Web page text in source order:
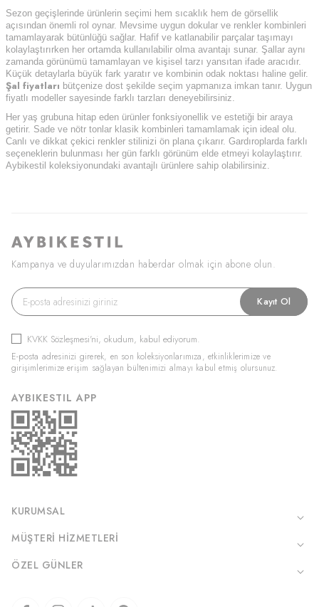
Sezon geçişlerinde ürünlerin seçimi hem sıcaklık hem de görsellik
açısından önemli rol oynar. Mevsime uygun dokular ve renkler kombinleri
tamamlayarak bütünlüğü sağlar. Hafif ve katlanabilir parçalar taşımayı
kolaylaştırırken her ortamda kullanılabilir olma avantajı sunar. Şallar aynı
zamanda görünümü tamamlayan ve kişisel tarzı yansıtan ifade aracıdır.
Küçük detaylarla büyük fark yaratır ve kombinin odak noktası haline gelir.
Şal fiyatları bütçenize dost şekilde seçim yapmanıza imkan tanır. Uygun
fiyatlı modeller sayesinde farklı tarzları deneyebilirsiniz.
Her yaş grubuna hitap eden ürünler fonksiyonellik ve estetiği bir araya
getirir. Sade ve nötr tonlar klasik kombinleri tamamlamak için ideal olu.
Canlı ve dikkat çekici renkler stilinizi ön plana çıkarır. Gardıroplarda farklı
seçeneklerin bulunması her gün farklı görünüm elde etmeyi kolaylaştırır.
Aybikestil koleksiyonundaki avantajlı ürünlere sahip olabilirsiniz.
Kampanya ve duyularımızdan haberdar olmak için abone olun.
Kayıt Ol
KVKK Sözleşmesi'ni, okudum, kabul ediyorum.
E-posta adresinizi girerek, en son koleksiyonlarımıza, etkinliklerimize ve
girişimlerimize erişim sağlayan bültenimizi almayı kabul etmiş olursunuz.
AYBIKESTIL APP
KURUMSAL
MÜŞTERI HIZMETLERI
ÖZEL GÜNLER